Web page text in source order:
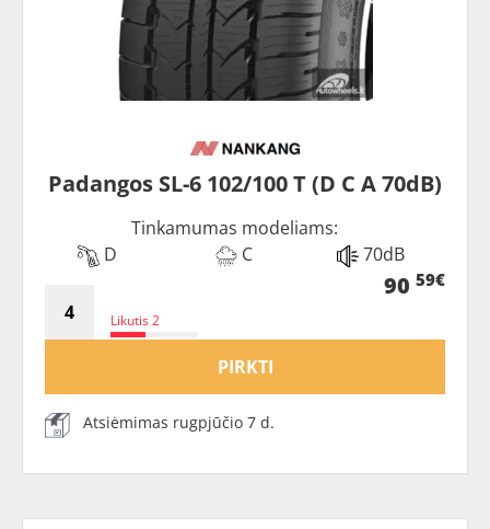
Padangos SL-6 102/100 T (D C A 70dB)
Tinkamumas modeliams:
D
C 70dB
Likutis 2
90 59€
PIRKTI
Atsiėmimas rugpjūčio 7 d.